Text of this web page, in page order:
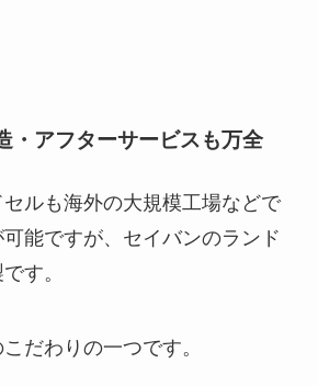
・アフターサービスも万全
ルも海外の大規模工場などで
能ですが、セイバンのランド
す。
だわりの一つです。